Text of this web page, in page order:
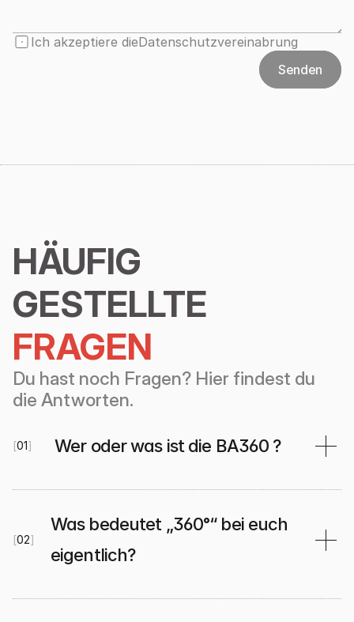
Ich akzeptiere dieDatenschutzvereinabrung
Senden
HÄUFIG
GESTELLTE
FRAGEN
Du hast noch Fragen? Hier findest du
die Antworten.
[01] Wer oder was ist die BA360 ?
[02]
Was bedeutet „360°“ bei euch
eigentlich?